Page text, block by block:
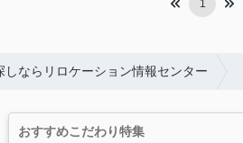
1
ならリロケーション情報センター
おすすめこだわり特集